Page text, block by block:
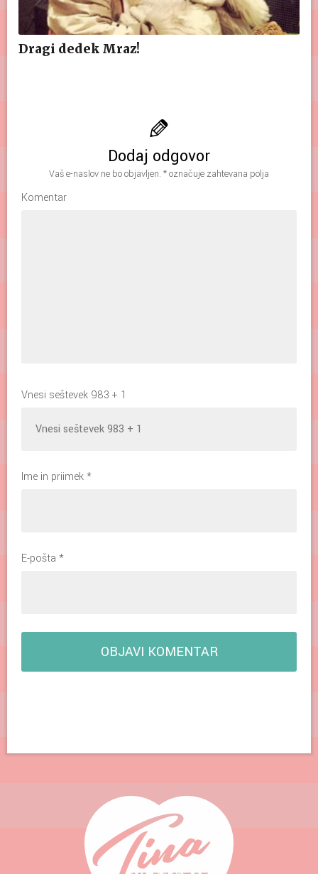
Dragi dedek Mraz!
Dodaj odgovor
Vaš e-naslov ne bo objavljen. *označuje zahtevana polja
Komentar
Vnesi seštevek 983 + 1
Ime in priimek*
E-pošta *